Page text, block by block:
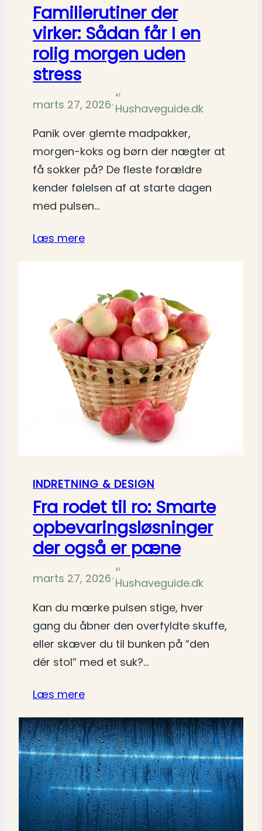
Familierutiner der
virker: Sådan får I en
rolig morgen uden
stress
marts 27, 2026•
Af
Hushaveguide.dk
Panik over glemte madpakker,
morgen-koks og børn der nægter at
få sokker på? De fleste forældre
kender følelsen af at starte dagen
med pulsen…
Læs mere
INDRETNING & DESIGN
Fra rodet til ro: Smarte
opbevaringsløsninger
der også er pæne
marts 27, 2026•
Af
Hushaveguide.dk
Kan du mærke pulsen stige, hver
gang du åbner den overfyldte skuffe,
eller skæver du til bunken på “den
dér stol” med et suk?…
Læs mere